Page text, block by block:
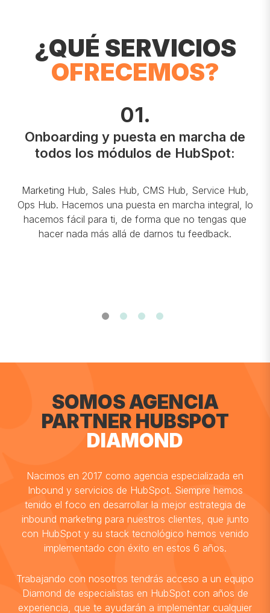
¿QUÉ SERVICIOS
OFRECEMOS?
01.
Onboarding y puesta en marcha de
todos los módulos de HubSpot:
Marketing Hub, Sales Hub, CMS Hub, Service Hub,
Ops Hub. Hacemos una puesta en marcha integral, lo
hacemos fácil para ti, de forma que no tengas que
hacer nada más allá de darnos tu feedback.
SOMOS AGENCIA
PARTNER HUBSPOT
DIAMOND
Nacimos en 2017 como agencia especializada en
Inbound y servicios de HubSpot. Siempre hemos
tenido el foco en desarrollar la mejor estrategia de
inbound marketing para nuestros clientes, que junto
con HubSpot y su stack tecnológico hemos venido
implementado con éxito en estos 6 años.
Trabajando con nosotros tendrás acceso a un equipo
Diamond de especialistas en HubSpot con años de
experiencia, que te ayudarán a implementar cualquier